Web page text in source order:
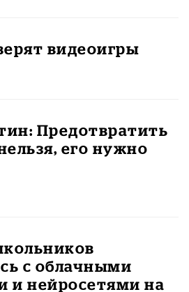
видеоигры
Предотвратить
его нужно
с облачными
и нейросетями на